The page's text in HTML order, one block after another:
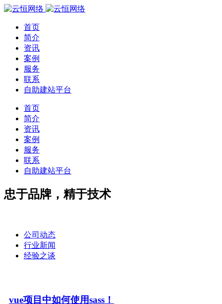
首页
简介
资讯
案例
服务
联系
自助建站平台
首页
简介
资讯
案例
服务
联系
自助建站平台
忠于品牌，精于技术
公司动态
行业新闻
经验之谈
vue项目中如何使用sass！